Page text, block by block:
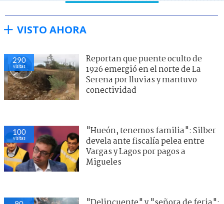
VISTO AHORA
290
visitas
Reportan que puente oculto de
1926 emergió en el norte de La
Serena por lluvias y mantuvo
conectividad
100
visitas
"Hueón, tenemos familia": Silber
devela ante fiscalía pelea entre
Vargas y Lagos por pagos a
Migueles